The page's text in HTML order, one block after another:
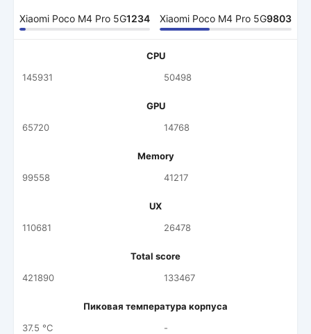
Xiaomi Poco M4 Pro 5G1234 Xiaomi Poco M4 Pro 5G9803
CPU
145931
50498
GPU
65720
14768
Memory
99558
41217
UX
110681
26478
Total score
421890
133467
Пиковая температура корпуса
37.5 °C
-